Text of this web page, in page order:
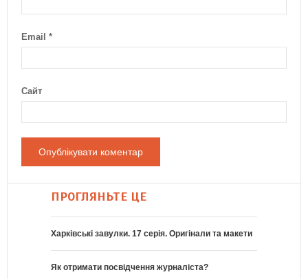
Email *
Сайт
ПРОГЛЯНЬТЕ ЦЕ
Харківські завулки. 17 серія. Оригінали та макети
Як отримати посвідчення журналіста?